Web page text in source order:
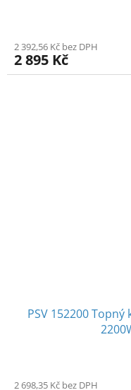
2 392,56 Kč bez DPH
2 895 Kč
PSV 152200
2 698,35 Kč bez DPH